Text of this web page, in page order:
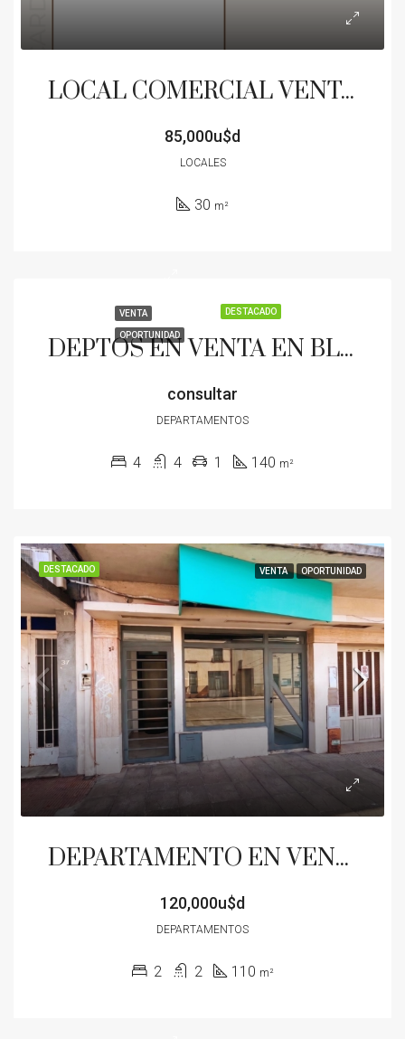
LOCAL COMERCIAL VENTA EN POZO CENTRICO EXCELENTE OPORTUNIDAD ANTICIPO Y HASTA 40 CUOTAS
85,000u$d
LOCALES
30 m²
DESTACADO
VENTA
OPORTUNIDAD DEPTOS EN VENTA EN BLOCK O POR UNIDAD A 50 MTS DE PRIMERA JUNTA
consultar
DEPARTAMENTOS
4 4 1 140 m²
DESTACADO VENTA OPORTUNIDAD
DEPARTAMENTO EN VENTA CON LOCAL A METROS DE RIVADAVIA/ROQUE SAENZ PEÑA PATIO
120,000u$d
DEPARTAMENTOS
2 2 110 m²